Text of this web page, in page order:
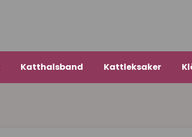
Katthalsband Kattleksaker